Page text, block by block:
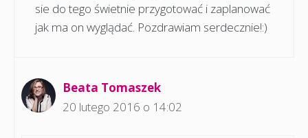
sie do tego świetnie przygotować i zaplanować
jak ma on wyglądać. Pozdrawiam serdecznie!:)
Beata Tomaszek
20 lutego 2016 o 14:02